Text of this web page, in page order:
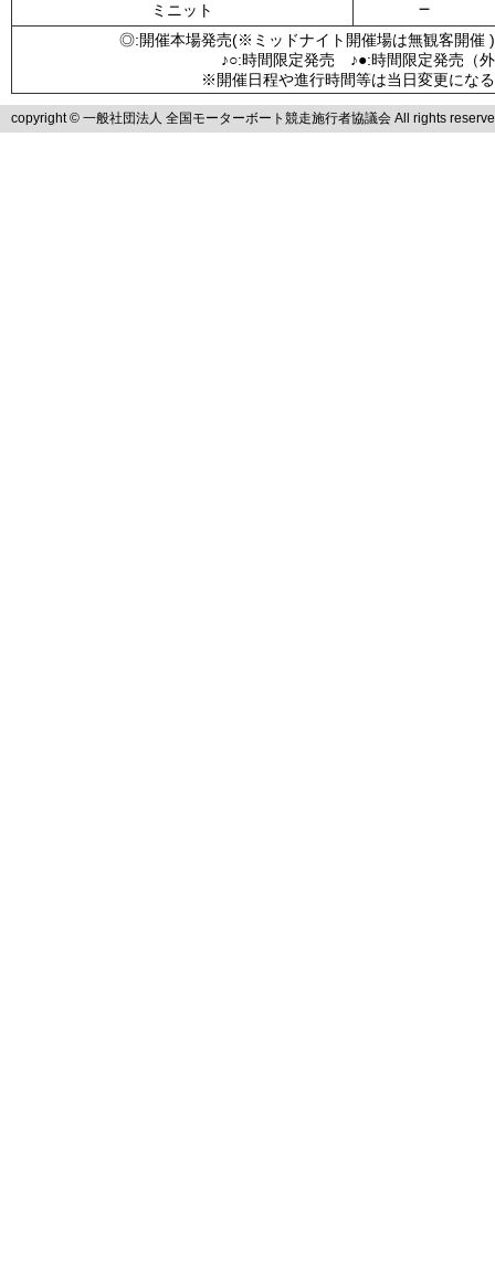
ミニット －
◎:開催本場発売(※ミッドナイト開催場は無観客
♪○:時間限定発売 ♪●:時間限定発売
※開催日程や進行時間等は当日変更にな
copyright © 一般社団法人 全国モーターボート競走施行者協議会 All rights